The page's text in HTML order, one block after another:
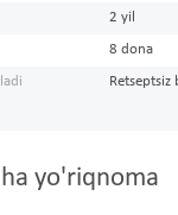
2 yil
8 dona
Retseptsiz
yo'riqnoma